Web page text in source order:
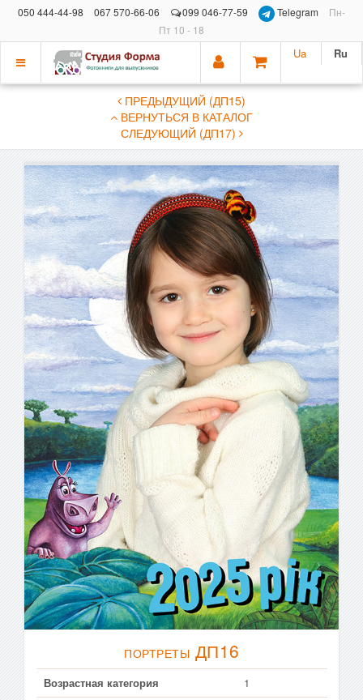
050 444-44-98 067 570-66-06 099 046-77-59 Telegram
Пн-
Пт 10 - 18
Показать
Ua Ru
ПРЕДЫДУЩИЙ (ДП15)
ВЕРНУТЬСЯ В КАТАЛОГ
СЛЕДУЮЩИЙ (ДП17)
ПОРТРЕТЫ ДП16
Возрастная категория
1